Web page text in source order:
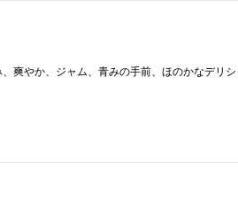
爽やか、ジャム、青みの手前、ほのかなデリ